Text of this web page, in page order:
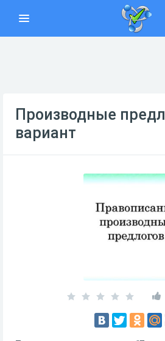
Производные
вариант